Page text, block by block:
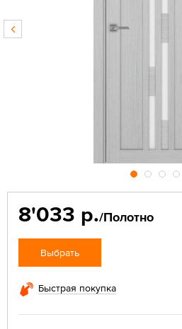
8'033 р./Полотно
Выбрать
Быстрая покупка